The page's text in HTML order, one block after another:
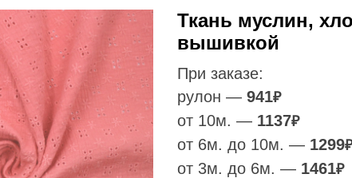
Ткань муслин,
вышивкой
При заказе:
рулон — 941₽
от 10м. — 1137₽
от 6м. до 10м. — 1299₽
от 3м. до 6м. — 1461₽